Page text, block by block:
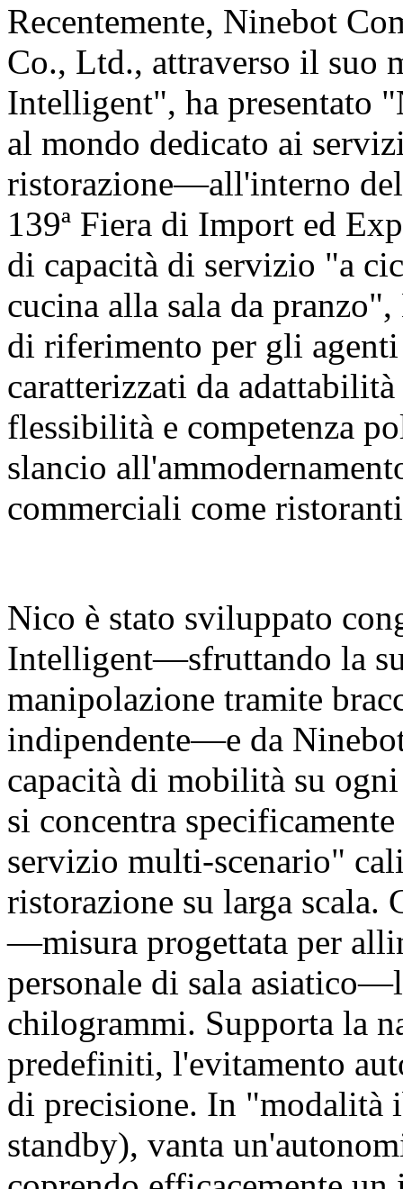
Recentemente, Ninebot
Co., Ltd., attraverso il suo
Intelligent", ha
al mondo dedicato ai
ristorazione—all'interno
139ª Fiera di Import ed
di capacità di servizio "a
cucina alla sala da
di riferimento per gli
caratterizzati da
flessibilità e competenza
slancio
commerciali come
Nico è stato sviluppato
Intelligent—sfruttando la
manipolazione tramite
indipendente—e da
capacità di mobilità su
si concentra
servizio multi-scenario"
ristorazione su larga scala.
—misura progettata per
personale di sala
chilogrammi. Supporta la
predefiniti, l'evitamento
di precisione. In "modalità
standby), vanta